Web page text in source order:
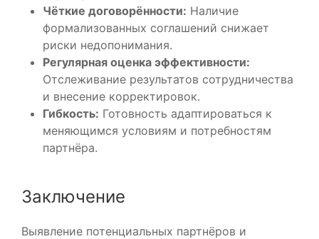
Чёткие договорённости: Наличие
формализованных соглашений снижает
риски недопонимания.
Регулярная оценка эффективности:
Отслеживание результатов сотрудничества
и внесение корректировок.
Гибкость: Готовность адаптироваться к
меняющимся условиям и потребностям
партнёра.
Заключение
Выявление потенциальных партнёров и